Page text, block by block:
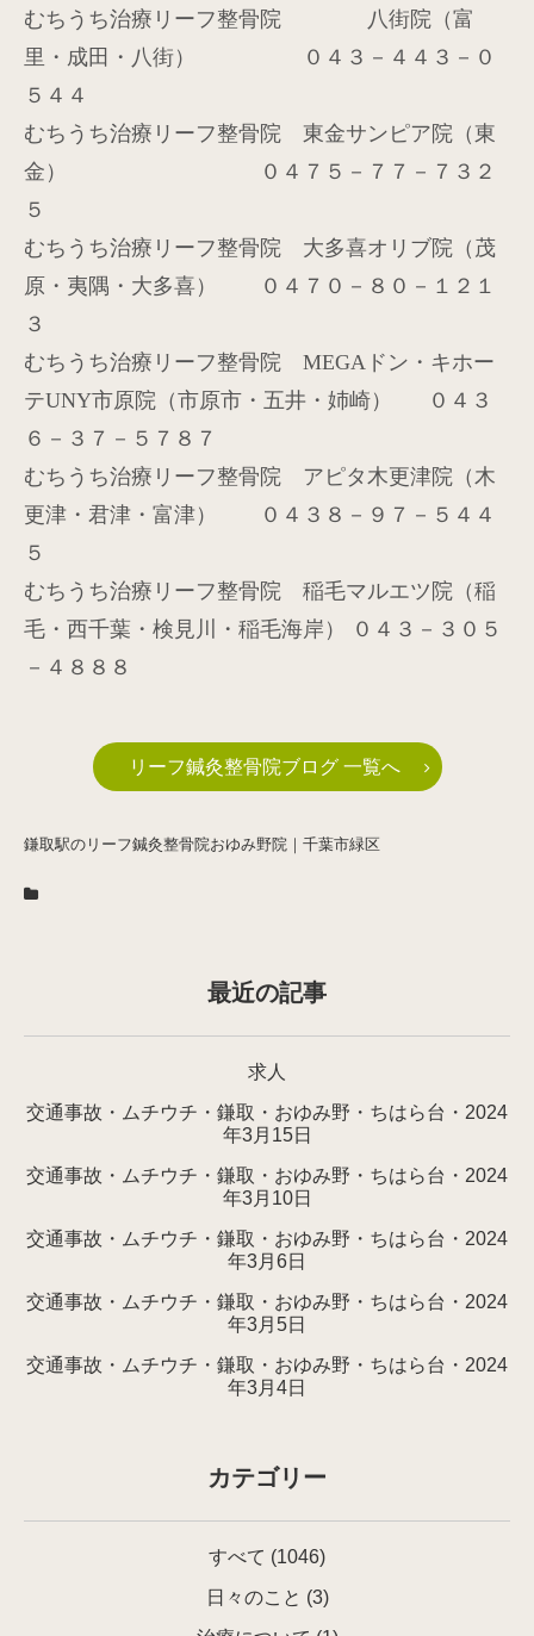
むちうち治療リーフ整骨院 八街院（富
里・成田・八街） ０４３－４４３－０
５４４
むちうち治療リーフ整骨院 東金サンピア院（東
金） ０４７５－７７－７３２
５
むちうち治療リーフ整骨院 大多喜オリブ院（茂
原・夷隅・大多喜） ０４７０－８０－１２１
３
むちうち治療リーフ整骨院 MEGA ドン・キホー
テUNY市原院（市原市・五井・姉崎）
０４３
６－３７－５７８７
むちうち治療リーフ整骨院 アピタ木更津院（木
更津・君津・富津） ０４３８－９７－５４４
５
むちうち治療リーフ整骨院 稲毛マルエツ院（稲
毛・西千葉・検見川・稲毛海岸） ０４３－３０５
－４８８８
リーフ鍼灸整骨院ブログ 一覧へ
鎌取駅のリーフ鍼灸整骨院おゆみ野院｜千葉市緑区
最近の記事
求人
交通事故・ムチウチ・鎌取・おゆみ野・ちはら台・2024
年3月15日
交通事故・ムチウチ・鎌取・おゆみ野・ちはら台・2024
年3月10日
交通事故・ムチウチ・鎌取・おゆみ野・ちはら台・2024
年3月6日
交通事故・ムチウチ・鎌取・おゆみ野・ちはら台・2024
年3月5日
交通事故・ムチウチ・鎌取・おゆみ野・ちはら台・2024
年3月4日
カテゴリー
すべて (1046)
日々のこと (3)